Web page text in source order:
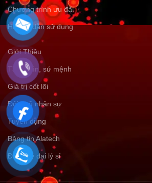
Chương trình ưu đãi
Hướng dẫn sử dụng
Giới Thiệu
Tầm nhìn, sứ mệnh
Giá trị cốt lõi
Đội ngũ nhân sự
Tuyển dụng
Bảng tin Alatech
Đăng ký đại lý sỉ